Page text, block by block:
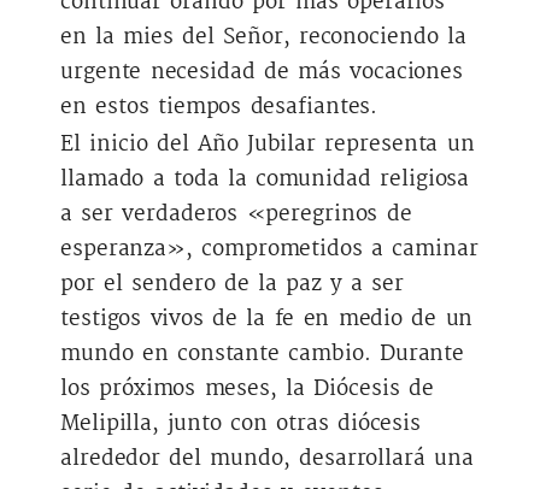
en la mies del Señor, reconociendo la
urgente necesidad de más vocaciones
en estos tiempos desafiantes.
El inicio del Año Jubilar representa un
llamado a toda la comunidad religiosa
a ser verdaderos «peregrinos de
esperanza», comprometidos a caminar
por el sendero de la paz y a ser
testigos vivos de la fe en medio de un
mundo en constante cambio. Durante
los próximos meses, la Diócesis de
Melipilla, junto con otras diócesis
alrededor del mundo, desarrollará una